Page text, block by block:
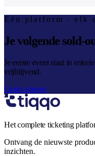
Eén platform · elk
Je volgende sold-
Je eerste event staat in
vrijblijvend.
Gratis starten
Het complete ticketing
Ontvang de nieuwste
inzichten.